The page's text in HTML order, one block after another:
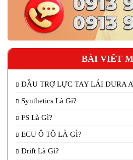
BÀI VIẾT
DẦU TRỢ LỰC TAY LÁI DURA
Synthetics Là Gì?
FS Là Gì?
ECU Ô TÔ LÀ GÌ?
Drift Là Gì?